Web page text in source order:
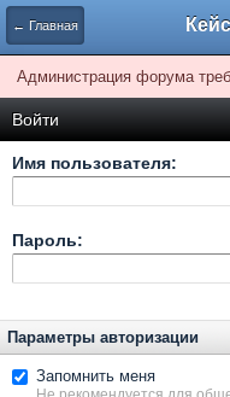
← Главная
Администрация форума
Войти
Имя пользователя:
Пароль:
Параметры авторизации
Запомнить меня